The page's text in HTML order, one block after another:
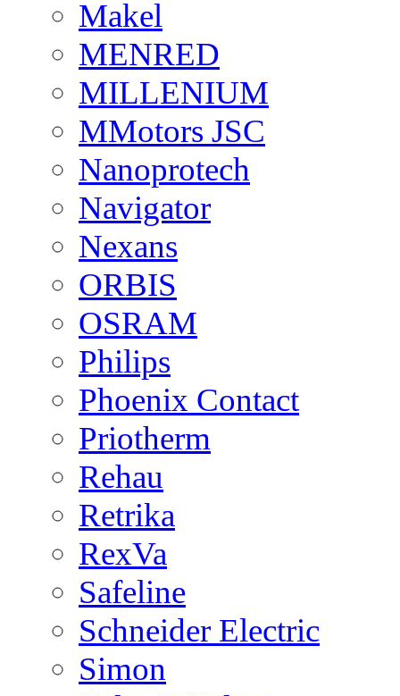
Makel
MENRED
MILLENIUM
MMotors JSC
Nanoprotech
Navigator
Nexans
ORBIS
OSRAM
Philips
Phoenix Contact
Priotherm
Rehau
Retrika
RexVa
Safeline
Schneider Electric
Simon